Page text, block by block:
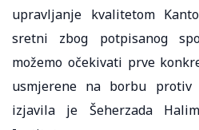
upravljanje kvalitetom
sretni zbog potpisanog
možemo očekivati prve
usmjerene na borbu protiv
izjavila je Šeherzada